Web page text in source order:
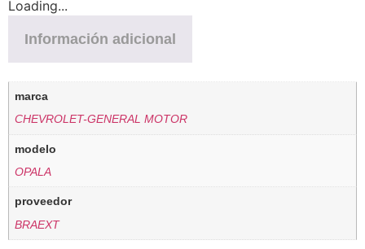
Loading...
Información adicional
marca
CHEVROLET-GENERAL MOTOR
modelo
OPALA
proveedor
BRAEXT